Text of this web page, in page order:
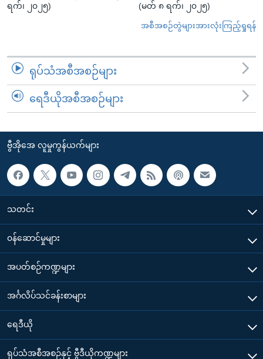
ရက်၊ ၂၀၂၅)
(မတ် ၈ ရက်၊ ၂၀၂၅)
အစီအစဉ်တွဲများအားလုံးကြည့်ရှုရန်
ရုပ်သံအစီအစဉ်များ
ရေဒီယိုအစီအစဉ်များ
ဗွီအိုအေ လူမှုကွန်ယက်များ
သတင်း
၀န်ဆောင်မှုများ
အပတ်စဉ်ကဏ္ဍများ
အင်္ဂလိပ်သင်ခန်းစာများ
ရေဒီယို
ရုပ်သံအစီအစဉ်နှင့် ဗွီဒီယိုကဏ္ဍများ